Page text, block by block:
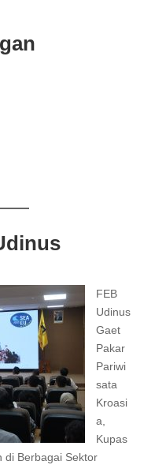
FEB
Udinus
Gaet
Pakar
Pariwi
sata
Kroasi
a,
Kupas
di Berbagai Sektor